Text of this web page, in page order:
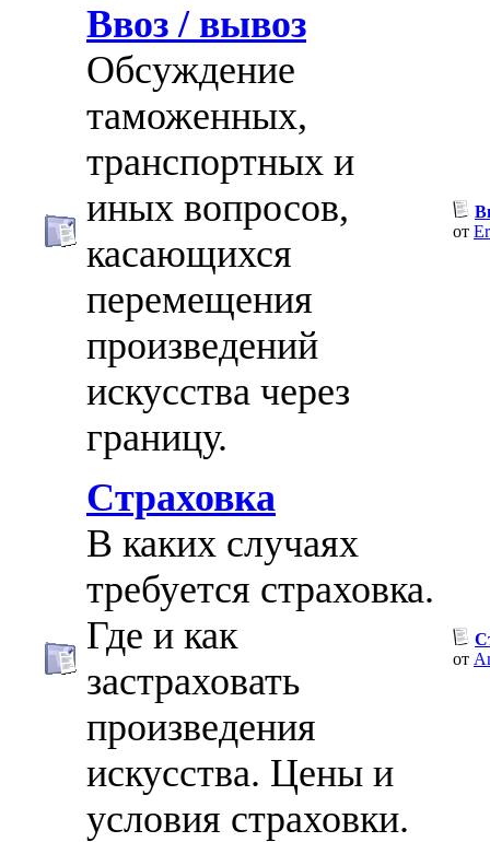
Ввоз / вывоз
Обсуждение
таможенных,
транспортных и
иных вопросов,
касающихся
перемещения
произведений
искусства через
границу.
от
Страховка
В каких случаях
требуется страховка.
Где и как
застраховать
произведения
искусства. Цены и
условия страховки.
от